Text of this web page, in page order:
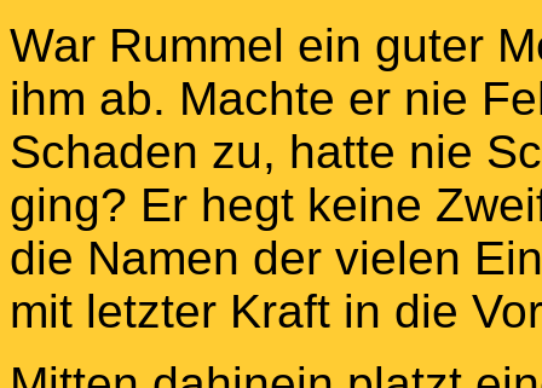
War Rummel ein guter
ihm ab. Machte er nie
Schaden zu, hatte nie
ging? Er hegt keine
die Namen der vielen
mit letzter Kraft in die